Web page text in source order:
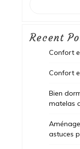
Recent
Confort
Confort
Bien
matelas
astuces